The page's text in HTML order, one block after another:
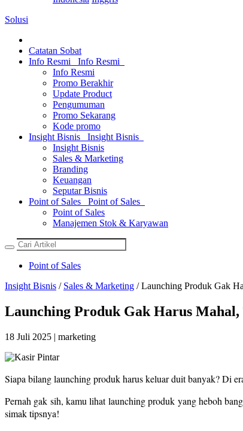
Solusi
Catatan Sobat
Info Resmi
Info Resmi
Info Resmi
Promo Berakhir
Update Product
Pengumuman
Promo Sekarang
Kode promo
Insight Bisnis
Insight Bisnis
Insight Bisnis
Sales & Marketing
Branding
Keuangan
Seputar Bisnis
Point of Sales
Point of Sales
Point of Sales
Manajemen Stok & Karyawan
Point of Sales
Insight Bisnis / Sales & Marketing / Launching Produk Gak
Launching Produk Gak Harus
18 Juli 2025 | marketing
Siapa bilang launching produk harus keluar duit banyak? Di
Pernah gak sih, kamu lihat launching produk yang heboh
simak tipsnya!